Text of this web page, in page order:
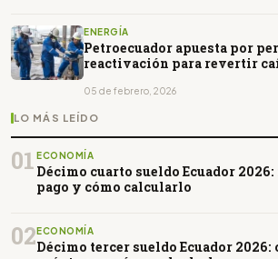
ENERGÍA
Petroecuador apuesta por
reactivación para revertir
05 de febrero, 2026
LO MÁS LEÍDO
01 ECONOMÍA
Décimo cuarto sueldo Ecuador
pago y cómo calcularlo
02ECONOMÍA
Décimo tercer sueldo Ecuador 2026: